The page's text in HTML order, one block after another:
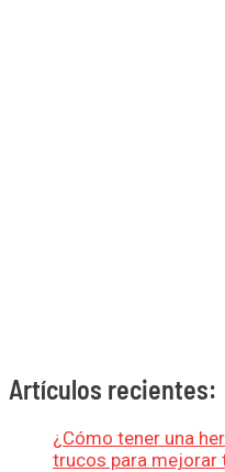
Artículos recientes:
¿Cómo tener una
trucos para mejorar